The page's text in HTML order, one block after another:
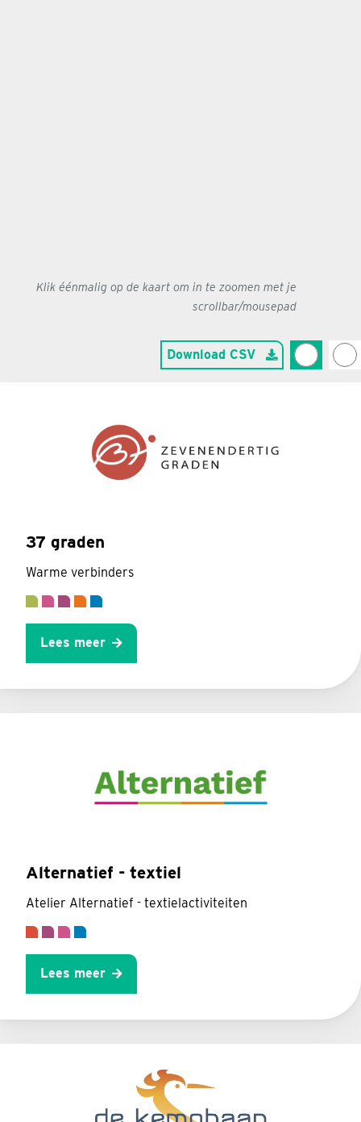
Klik éénmalig op de kaart om in te zoomen met je
scrollbar/mousepad
Download CSV
37 graden
Warme verbinders
Lees meer
Alternatief - textiel
Atelier Alternatief - textielactiviteiten
Lees meer